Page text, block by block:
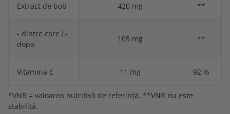
Extract de bob 420 mg **
- dintre care L-
dopa
105 mg **
Vitamina E 11 mg 92 %
*VNR = valoarea nutritivă de referință. **VNR nu este
stabilită.